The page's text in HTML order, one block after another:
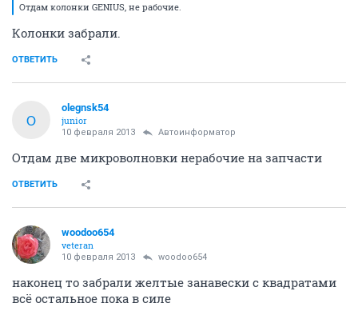
Отдам колонки GENIUS, не рабочие.
Колонки забрали.
ОТВЕТИТЬ
O
olegnsk54
junior
10 февраля 2013 Автоинформатор
Отдам две микроволновки нерабочие на запчасти
ОТВЕТИТЬ
woodoo654
veteran
10 февраля 2013 woodoo654
наконец то забрали желтые занавески с квадратами
всё остальное пока в силе